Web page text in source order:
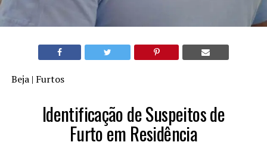
Beja | Furtos
Identificação de Suspeitos de
Furto em Residência